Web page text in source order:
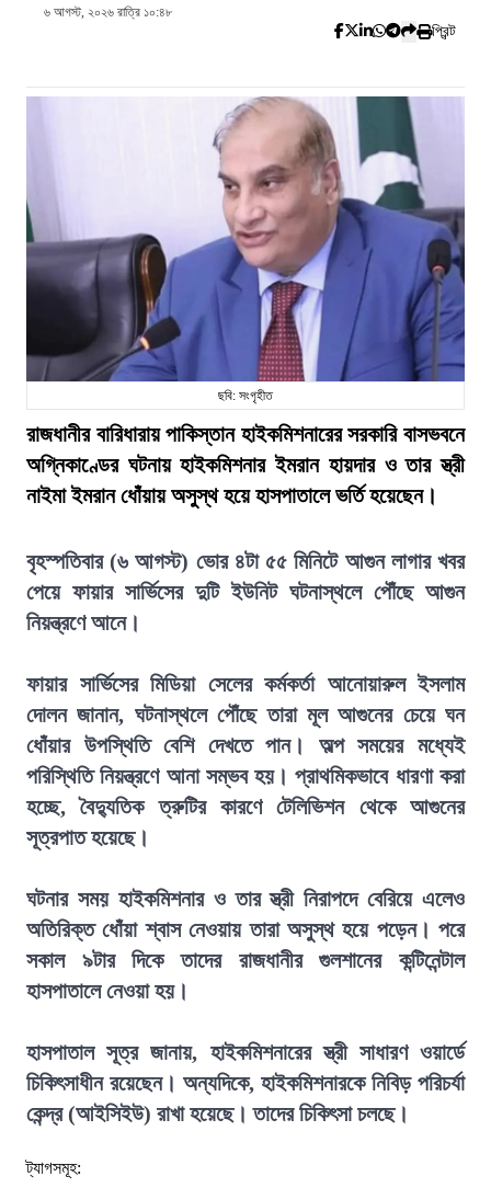
৬ আগস্ট, ২০২৬ রাত্রি ১০:৪৮
প্রিন্ট
ছবি: সংগৃহীত
রাজধানীর বারিধারায় পাকিস্তান হাইকমিশনারের সরকারি বাসভবনে
অগ্নিকাণ্ডের ঘটনায় হাইকমিশনার ইমরান হায়দার ও তার স্ত্রী
নাইমা ইমরান ধোঁয়ায় অসুস্থ হয়ে হাসপাতালে ভর্তি হয়েছেন।
বৃহস্পতিবার (৬ আগস্ট) ভোর ৪টা ৫৫ মিনিটে আগুন লাগার খবর
পেয়ে ফায়ার সার্ভিসের দুটি ইউনিট ঘটনাস্থলে পৌঁছে আগুন
নিয়ন্ত্রণে আনে।
ফায়ার সার্ভিসের মিডিয়া সেলের কর্মকর্তা আনোয়ারুল ইসলাম
দোলন জানান, ঘটনাস্থলে পৌঁছে তারা মূল আগুনের চেয়ে ঘন
ধোঁয়ার উপস্থিতি বেশি দেখতে পান। অল্প সময়ের মধ্যেই
পরিস্থিতি নিয়ন্ত্রণে আনা সম্ভব হয়। প্রাথমিকভাবে ধারণা করা
হচ্ছে, বৈদ্যুতিক ত্রুটির কারণে টেলিভিশন থেকে আগুনের
সূত্রপাত হয়েছে।
ঘটনার সময় হাইকমিশনার ও তার স্ত্রী নিরাপদে বেরিয়ে এলেও
অতিরিক্ত ধোঁয়া শ্বাস নেওয়ায় তারা অসুস্থ হয়ে পড়েন। পরে
সকাল ৯টার দিকে তাদের রাজধানীর গুলশানের কন্টিনেন্টাল
হাসপাতালে নেওয়া হয়।
হাসপাতাল সূত্র জানায়, হাইকমিশনারের স্ত্রী সাধারণ ওয়ার্ডে
চিকিৎসাধীন রয়েছেন। অন্যদিকে, হাইকমিশনারকে নিবিড় পরিচর্যা
কেন্দ্র (আইসিইউ) রাখা হয়েছে। তাদের চিকিৎসা চলছে।
ট্যাগসমূহ: